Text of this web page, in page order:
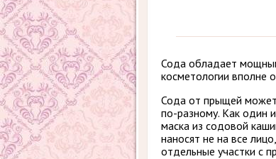
Сода обладает
косметологии вполне
Сода от прыщей может
по-разному. Как один
маска из содовой
наносят не на все
отдельные участки с